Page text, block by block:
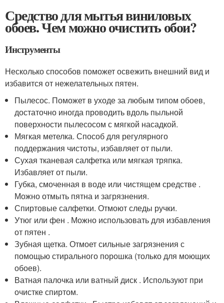
Средство для мытья виниловых
обоев. Чем можно очистить обои?
Инструменты
Несколько способов поможет освежить внешний вид и
избавится от нежелательных пятен.
Пылесос. Поможет в уходе за любым типом обоев,
достаточно иногда проводить вдоль пыльной
поверхности пылесосом с мягкой насадкой.
Мягкая метелка. Способ для регулярного
поддержания чистоты, избавляет от пыли.
Сухая тканевая салфетка или мягкая тряпка.
Избавляет от пыли.
Губка, смоченная в воде или чистящем средстве .
Можно отмыть пятна и загрязнения.
Спиртовые салфетки. Отмоют следы ручки.
Утюг или фен . Можно использовать для избавления
от пятен .
Зубная щетка. Отмоет сильные загрязнения с
помощью стирального порошка (только для моющих
обоев).
Ватная палочка или ватный диск . Используют при
очистке спиртом.